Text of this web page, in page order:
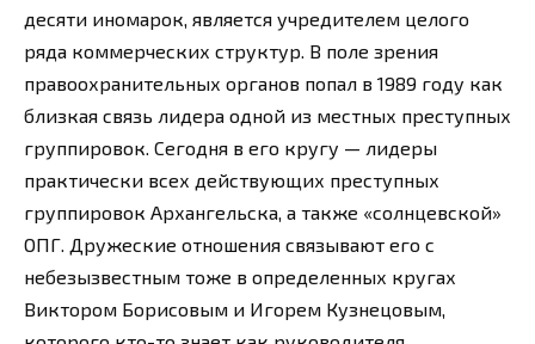
десяти иномарок, является учредителем целого
ряда коммерческих структур. В поле зрения
правоохранительных органов попал в 1989 году как
близкая связь лидера одной из местных преступных
группировок. Сегодня в его кругу — лидеры
практически всех действующих преступных
группировок Архангельска, а также «солнцевской»
ОПГ. Дружеские отношения связывают его с
небезызвестным тоже в определенных кругах
Виктором Борисовым и Игорем Кузнецовым,